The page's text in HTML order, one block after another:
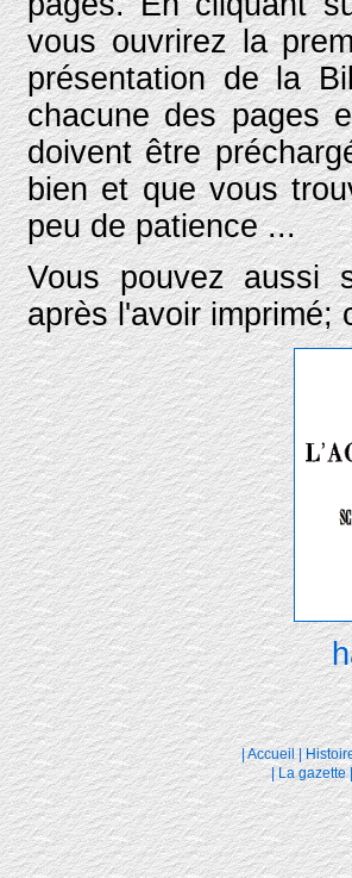
vous ouvrirez la
présentation de la
chacune des pages
doivent être
bien et que vous
peu de patience ...
Vous pouvez aussi
après l'avoir imprimé;
| Accueil |
|La gazette|